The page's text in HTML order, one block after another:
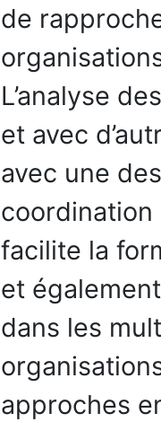
de
L’analyse
et avec
avec une
coordination
facilite la
et
dans les
approches